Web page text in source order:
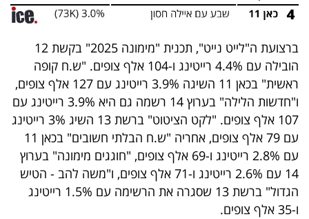
ברצועת ה"לייט נייט", תכנית "מימונה 2025" בקשת 12
הובילה עם 4.4% רייטינג ו-104 אלף צופים. "ש.ח קופה
ראשית" בכאן 11 השיגה 3.9% רייטינג עם 127 אלף צופים,
ו"חדשות הלילה" בערוץ 14 רשמה גם היא 3.9% רייטינג עם
107 אלף צופים. "לקט הציטוט" ברשת 13 השיג 3% רייטינג
עם 79 אלף צופים, אחריה "ש.ח הבלתי חשובים" בכאן 11
עם 2.8% רייטינג ו-69 אלף צופים, "חוגגים מימונה" בערוץ
14 עם 2.6% רייטינג ו-71 אלף צופים, ו"משה להב - הטיש
הגדול" ברשת 13 שסגרה את הרשימה עם 1.5% רייטינג
ו-35 אלף צופים.